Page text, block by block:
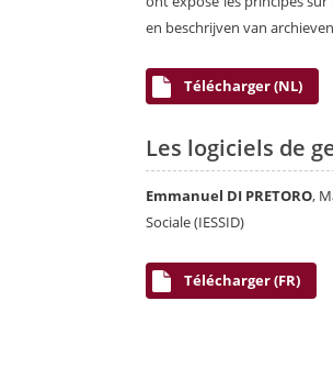
en beschrijven van
Télécharger (NL)
Les logiciels de
Emmanuel DI PRETORO,
Sociale (IESSID)
Télécharger (FR)